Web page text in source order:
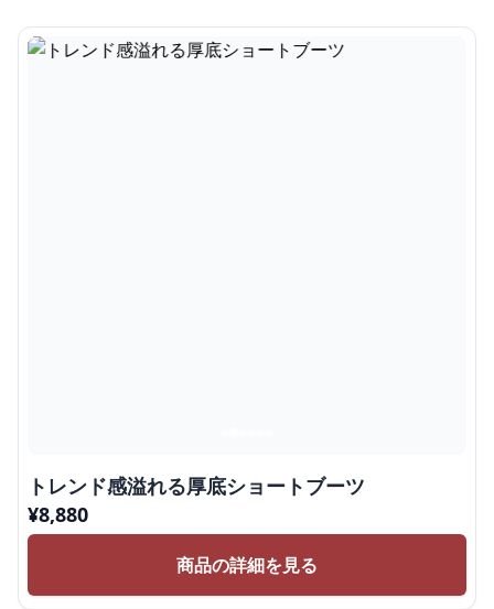
トレンド感溢れる厚底ショートブーツ
¥8,880
商品の詳細を見る